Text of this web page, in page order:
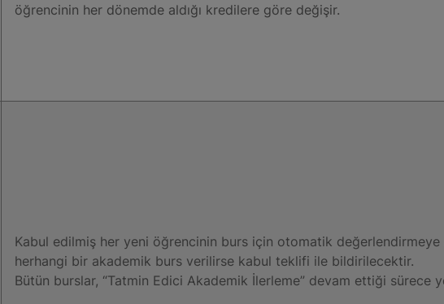
öğrencinin her dönemde aldığı kredilere göre değişir.
Kabul edilmiş her yeni öğrencinin burs için otomatik değerlendirmeye
herhangi bir akademik burs verilirse kabul teklifi ile bildirilecektir.
Bütün burslar, “Tatmin Edici Akademik İlerleme” devam ettiği sürece